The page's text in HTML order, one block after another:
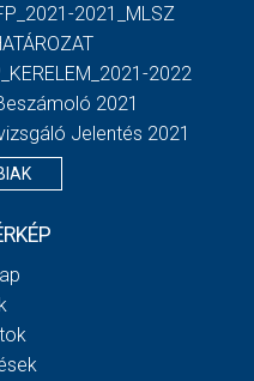
2021_MLSZ
2022
2021
Jelentés 2021